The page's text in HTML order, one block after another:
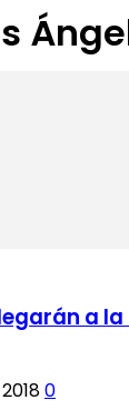
a
0